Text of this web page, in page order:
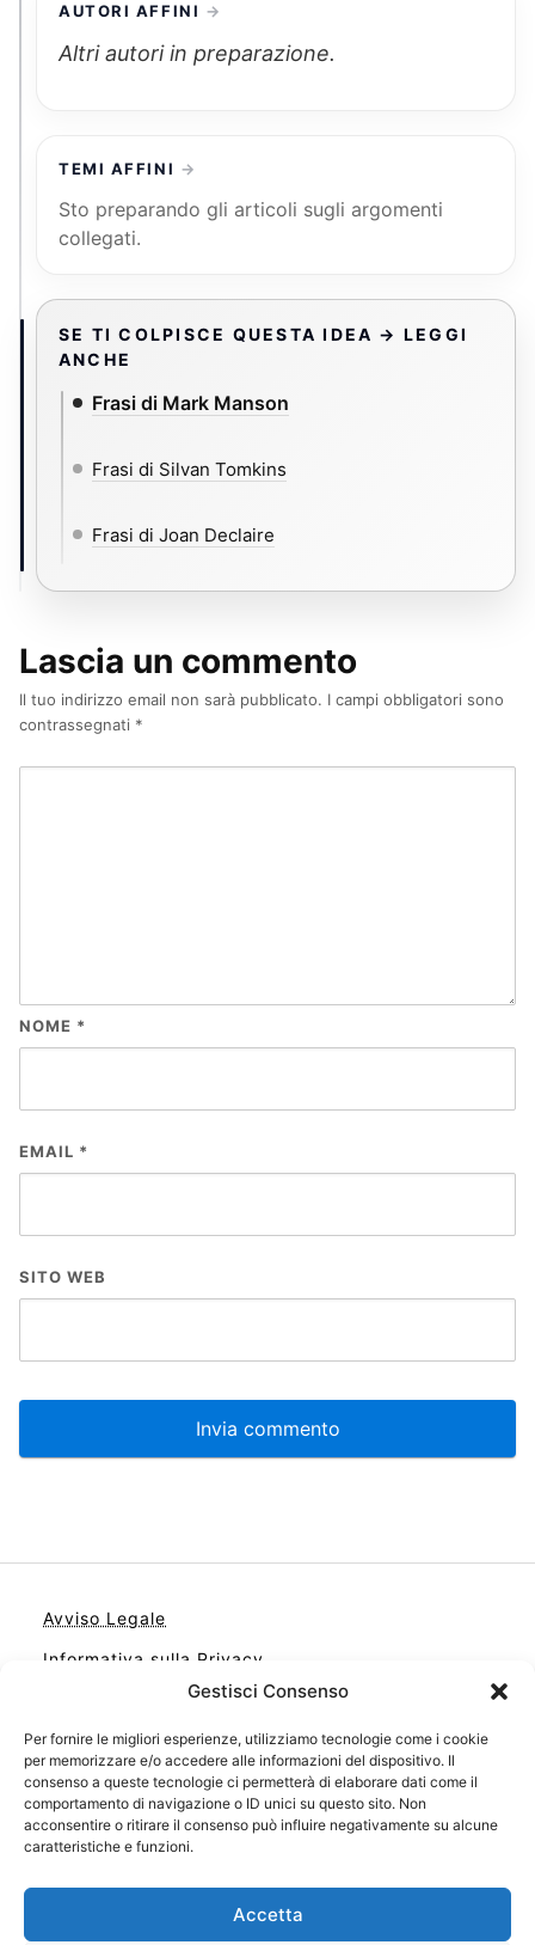
Gestisci Consenso
Per fornire le migliori esperienze, utilizziamo tecnologie come i cookie
per memorizzare e/o accedere alle informazioni del dispositivo. Il
consenso a queste tecnologie ci permetterà di elaborare dati come il
comportamento di navigazione o ID unici su questo sito. Non
acconsentire o ritirare il consenso può influire negativamente su alcune
caratteristiche e funzioni.
Accetta
AUTORI AFFINI
Altri autori in preparazione.
TEMI AFFINI
Sto preparando gli articoli sugli argomenti
collegati.
SE TI COLPISCE QUESTA IDEA → LEGGI
ANCHE
Frasi di Mark Manson
Frasi di Silvan Tomkins
Frasi di Joan Declaire
Lascia un commento
Il tuo indirizzo email non sarà pubblicato. I campi obbligatori sono
contrassegnati *
NOME *
EMAIL *
SITO WEB
Avviso Legale
Informativa sulla Privacy
Contatto
Cookie Policy (UE)